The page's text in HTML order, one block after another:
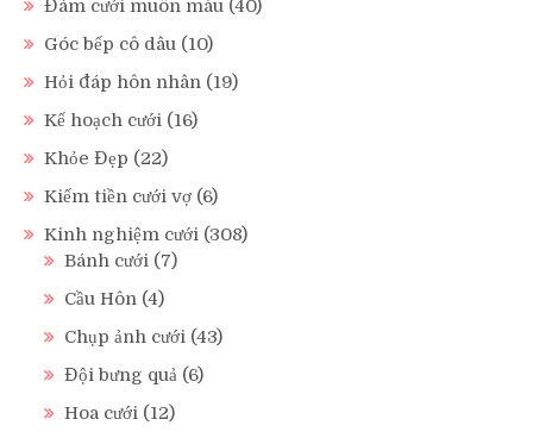
Đám cưới muôn màu (40)
Góc bếp cô dâu (10)
Hỏi đáp hôn nhân (19)
Kế hoạch cưới (16)
Khỏe Đẹp (22)
Kiếm tiền cưới vợ (6)
Kinh nghiệm cưới (308)
Bánh cưới (7)
Cầu Hôn (4)
Chụp ảnh cưới (43)
Đội bưng quả (6)
Hoa cưới (12)